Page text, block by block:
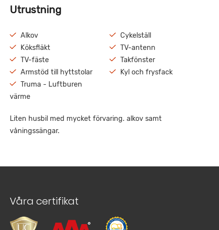
Utrustning
Alkov
Cykelställ
Köksfläkt
TV-antenn
TV-fäste
Takfönster
Armstöd till hyttstolar
Kyl och frysfack
Truma - Luftburen
värme
Liten husbil med mycket förvaring. alkov samt
våningssängar.
Våra certifikat